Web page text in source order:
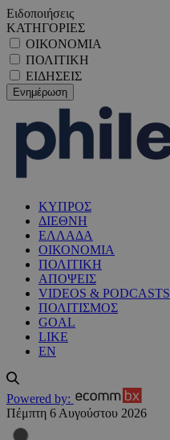
Ειδοποιήσεις
ΚΑΤΗΓΟΡΙΕΣ
ΟΙΚΟΝΟΜΙΑ
ΠΟΛΙΤΙΚΗ
ΕΙΔΗΣΕΙΣ
ΚΥΠΡΟΣ
ΔΙΕΘΝΗ
ΕΛΛΑΔΑ
ΟΙΚΟΝΟΜΙΑ
ΠΟΛΙΤΙΚΗ
ΑΠΟΨΕΙΣ
VIDEOS & PODCASTS
ΠΟΛΙΤΙΣΜΟΣ
GOAL
LIKE
EN
Powered by:
Πέμπτη 6 Αυγούστου 2026